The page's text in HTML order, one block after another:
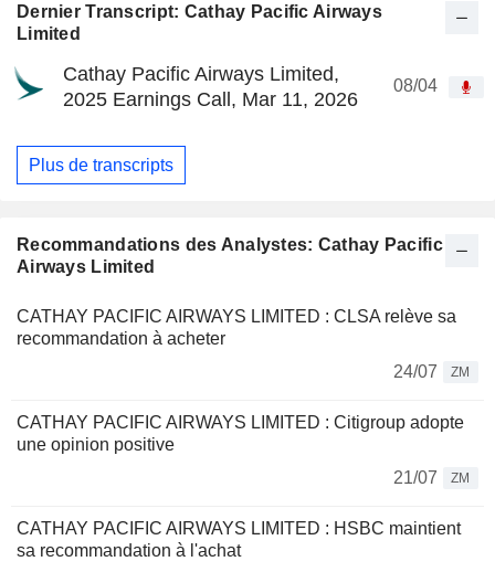
Dernier Transcript: Cathay Pacific Airways
Limited
Cathay Pacific Airways Limited,
2025 Earnings Call, Mar 11, 2026
08/04
Plus de transcripts
Recommandations des Analystes: Cathay Pacific
Airways Limited
CATHAY PACIFIC AIRWAYS LIMITED : CLSA relève sa
recommandation à acheter
24/07
ZM
CATHAY PACIFIC AIRWAYS LIMITED : Citigroup adopte
une opinion positive
21/07
ZM
CATHAY PACIFIC AIRWAYS LIMITED : HSBC maintient
sa recommandation à l'achat